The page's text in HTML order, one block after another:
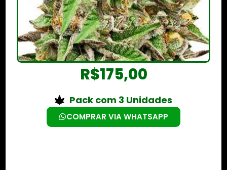
R$175,00
Pack com 3 Unidades
COMPRAR VIA WHATSAPP